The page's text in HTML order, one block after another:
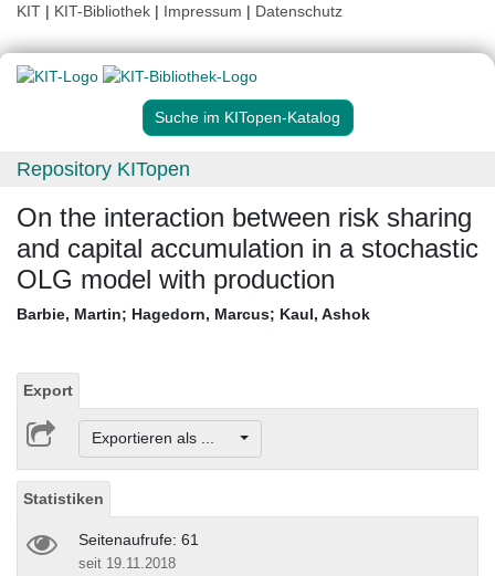
KIT | KIT-Bibliothek | Impressum | Datenschutz
Suche im KITopen-Katalog
Repository KITopen
On the interaction between risk sharing
and capital accumulation in a stochastic
OLG model with production
Barbie, Martin; Hagedorn, Marcus; Kaul, Ashok
Export
Exportieren als ...
Statistiken
Seitenaufrufe: 61
seit 19.11.2018